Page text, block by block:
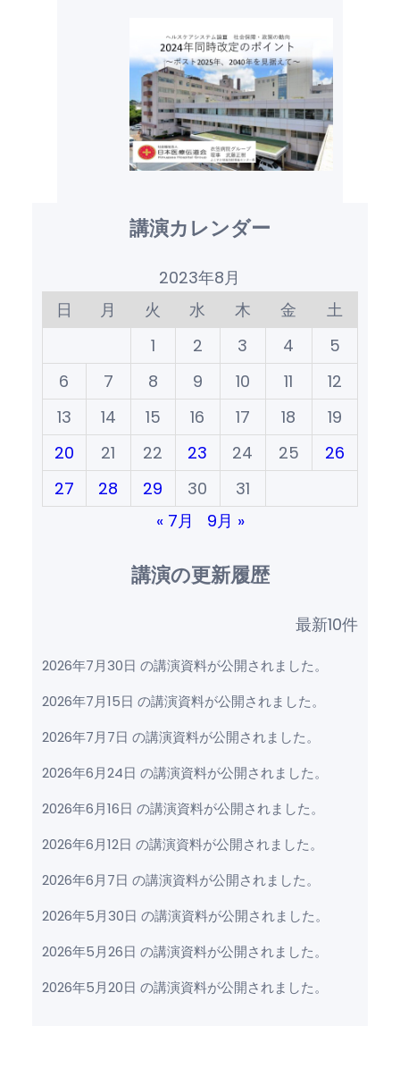
講演カレンダー
2023年8月
日
月 火 水 木 金
土
1
2 3 4
5
6
7 8 9 10 11
12
13
14 15 16 17 18
19
20
21 22 23 24 25
26
27
28 29 30
31
« 7月
9月 »
講演の更新履歴
最新10件
2026年7月30日 の講演資料が公開されました。
2026年7月15日 の講演資料が公開されました。
2026年7月7日 の講演資料が公開されました。
2026年6月24日 の講演資料が公開されました。
2026年6月16日 の講演資料が公開されました。
2026年6月12日 の講演資料が公開されました。
2026年6月7日 の講演資料が公開されました。
2026年5月30日 の講演資料が公開されました。
2026年5月26日 の講演資料が公開されました。
2026年5月20日 の講演資料が公開されました。